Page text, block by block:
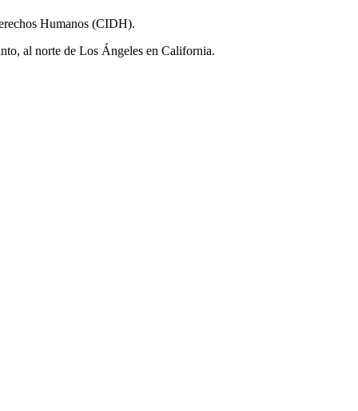
Humanos (CIDH).
al norte de Los Ángeles en California.